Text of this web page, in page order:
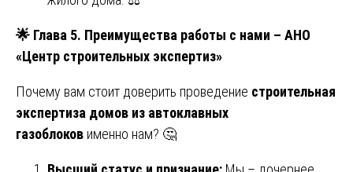
🌟 Глава 5. Преимущества работы с нами – АНО
«Центр строительных экспертиз»
Почему вам стоит доверить проведение строительная
экспертиза домов из автоклавных
газоблоков именно нам? 🤔